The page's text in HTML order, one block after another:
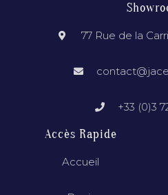
77 Rue de la
+33 (0)3
Accès Rapide
Accueil